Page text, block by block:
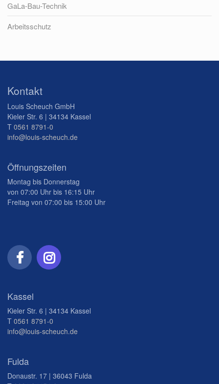
GaLa-Bau-Technik
Arbeitsschutz
Kontakt
Louis Scheuch GmbH
Kieler Str. 6 | 34134 Kassel
T 0561 8791-0
info@louis-scheuch.de
Öffnungszeiten
Montag bis Donnerstag
von 07:00 Uhr bis 16:15 Uhr
Freitag von 07:00 bis 15:00 Uhr
Kassel
Kieler Str. 6 | 34134 Kassel
T 0561 8791-0
info@louis-scheuch.de
Fulda
Donaustr. 17 | 36043 Fulda